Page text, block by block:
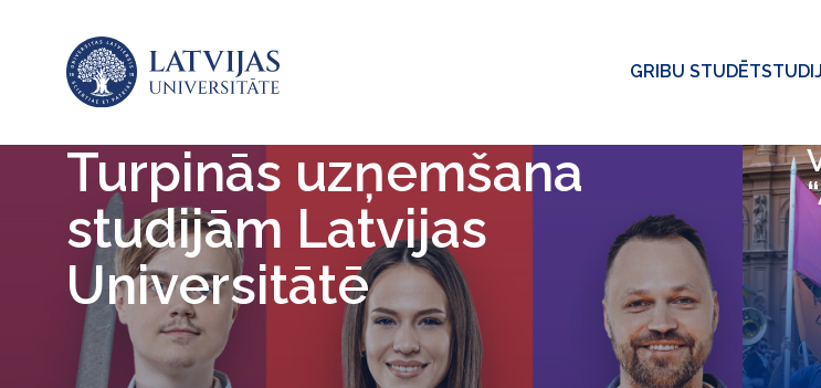
GRIBU STUDĒT
Turpinās uzņemšana
studijām Latvijas
Universitātē